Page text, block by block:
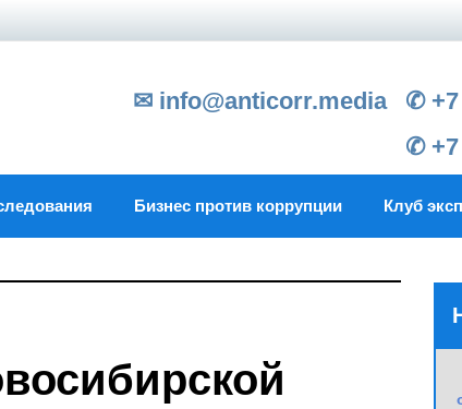
✉ info@anticorr.media
✆ +7
✆ +7
Бизнес против коррупции Клуб